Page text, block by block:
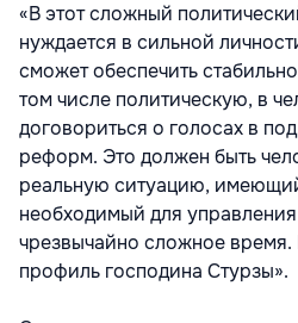
«В этот сложный
нуждается в сильной
сможет обеспечить
том числе политическую, в
договориться о голосах в
реформ. Это должен быть
реальную ситуацию,
необходимый для
чрезвычайно сложное
профиль господина Стурзы».